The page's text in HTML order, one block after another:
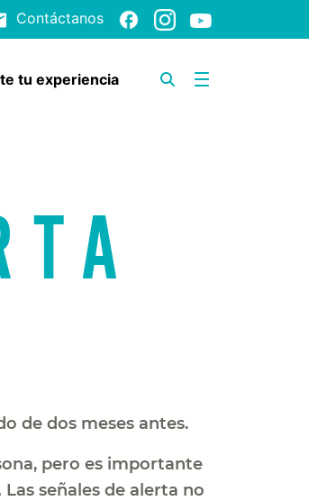
Contáctanos
tu experiencia
de dos meses antes.
pero es importante
Las señales de alerta no